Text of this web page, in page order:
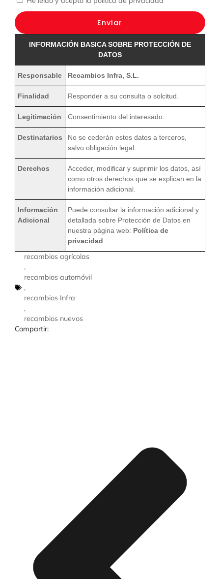
Enviar
INFORMACIÓN BASICA SOBRE PROTECCIÓN DE
DATOS
Responsable Recambios Infra, S.L.
Finalidad Responder a su consulta o solcitud.
Legitimación Consentimiento del interesado.
Destinatarios
No se cederán estos datos a terceros,
salvo obligación legal.
Derechos
Acceder, modificar y suprimir los datos, así
como otros derechos que se explican en la
información adicional.
Información
Adicional
Puede consultar la información adicional y
detallada sobre Protección de Datos en
nuestra página web: Política de
privacidad
recambios agrícolas
,
recambios automóvil
,
recambios Infra
,
recambios nuevos
Compartir: